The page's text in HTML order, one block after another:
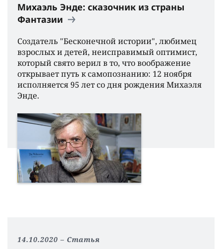
Михаэль Энде: сказочник из страны
Фантазии
Создатель "Бесконечной истории", любимец
взрослых и детей, неисправимый оптимист,
который свято верил в то, что воображение
открывает путь к самопознанию: 12 ноября
исполняется 95 лет со дня рождения Михаэля
Энде.
14.10.2020 Статья